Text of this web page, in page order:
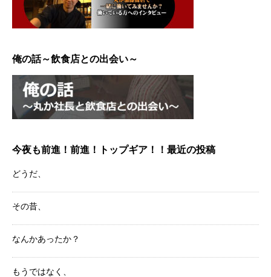
俺の話～飲食店との出会い～
今夜も前進！前進！トップギア！！最近の投稿
どうだ、
その昔、
なんかあったか？
もうではなく、